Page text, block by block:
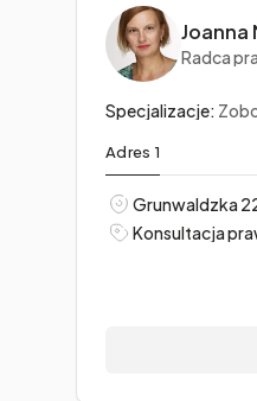
Joanna
Radca
Specjalizacje:
Adres 1
Grunwaldzka
Konsultacja